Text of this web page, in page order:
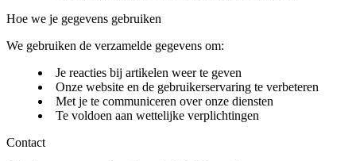
Hoe we je gegevens gebruiken
We gebruiken de verzamelde gegevens om:
Je reacties bij artikelen weer te geven
Onze website en de gebruikerservaring te verbeteren
Met je te communiceren over onze diensten
Te voldoen aan wettelijke verplichtingen
Contact